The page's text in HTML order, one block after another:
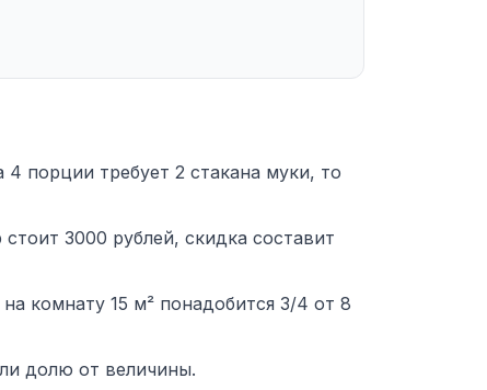
порции требует 2 стакана муки, то
3000 рублей, скидка составит
комнату 15 м² понадобится 3/4 от 8
долю от величины.